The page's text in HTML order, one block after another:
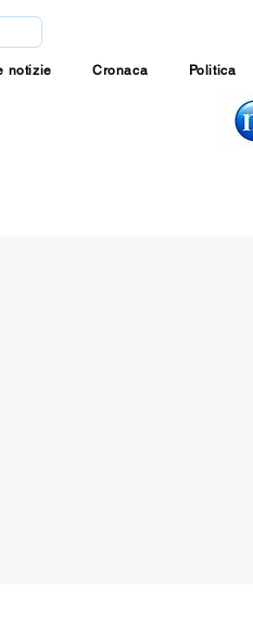
notizie Cronaca Politica